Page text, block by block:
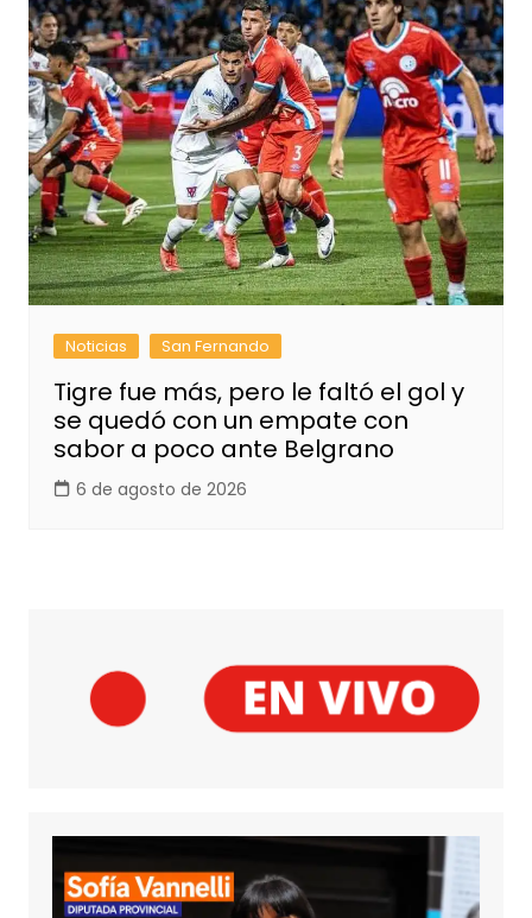
Noticias San Fernando
Tigre fue más, pero le faltó el gol y
se quedó con un empate con
sabor a poco ante Belgrano
6 de agosto de 2026